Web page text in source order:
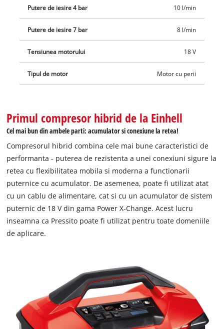
Putere de iesire 4 bar 10 l/min
Putere de iesire 7 bar 8 l/min
Tensiunea motorului 18 V
Tipul de motor Motor cu perii
Primul compresor hibrid de la Einhell
Cel mai bun din ambele parti: acumulator si conexiune la retea!
Compresorul hibrid combina cele mai bune caracteristici de
performanta - puterea de rezistenta a unei conexiuni sigure la
retea cu flexibilitatea mobila si moderna a functionarii
puternice cu acumulator. De asemenea, poate fi utilizat atat
cu un cablu de alimentare, cat si cu un acumulator de sistem
puternic de 18 V din gama Power X-Change. Acest lucru
inseamna ca Pressito poate fi utilizat pentru toate domeniile
de aplicare.